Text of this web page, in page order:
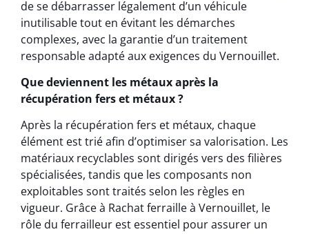
de se débarrasser légalement d’un véhicule
inutilisable tout en évitant les démarches
complexes, avec la garantie d’un traitement
responsable adapté aux exigences du Vernouillet.
Que deviennent les métaux après la
récupération fers et métaux ?
Après la récupération fers et métaux, chaque
élément est trié afin d’optimiser sa valorisation. Les
matériaux recyclables sont dirigés vers des filières
spécialisées, tandis que les composants non
exploitables sont traités selon les règles en
vigueur. Grâce à Rachat ferraille à Vernouillet, le
rôle du ferrailleur est essentiel pour assurer un